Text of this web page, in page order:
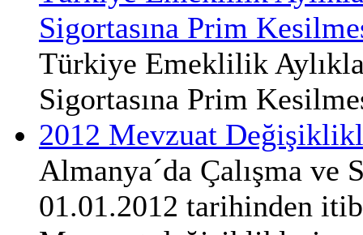
Sigortasına Prim
Türkiye Emeklilik
Sigortasına Prim
2012 Mevzuat
Almanya´da Çalışma ve
01.01.2012 tarihinden